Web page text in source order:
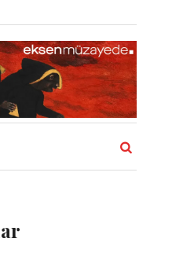
Tek Rüyası: Lastikçi